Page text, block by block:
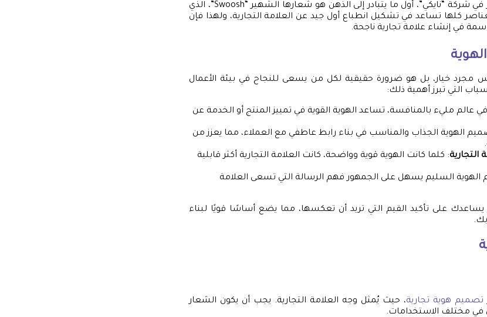
على سبيل المثال، عندما تفكر في شركة “نايكي”، أول ما يتبادر إلى الذهن هو شعارها الشهير “Swoosh”، الذي
كلها تساعد في تشكيل انطباع أول جيد عن العلامة التجارية، ولهذا فإن
في إنشاء علامة تجارية ناجحة.
مجرد خيار، بل هو ضرورة حقيقية لكل من يسعى للنجاح في بيئة الأعمال
التي تبرز أهمية ذلك:
عالم مليء بالمنافسة، تساعد الهوية القوية في تمييز المنتج أو الخدمة عن
الهوية الجذاب والمناسب في بناء رابط عاطفي مع العملاء، مما يعزز من
التجارية: كلما كانت الهوية قوية وواضحة، كانت العلامة التجارية أكثر قابلية
الهوية السليم يسهل على الجمهور فهم الرسالة التي تسعى العلامة
على تأكيد القيم التي تريد أن تعكسها، مما يضع أساسًا قويًا لبناء
تصميم هوية تجارية، حيث يُمثل وجه العلامة التجارية. يجب أن يكون الشعار
في مختلف الاستخدامات.